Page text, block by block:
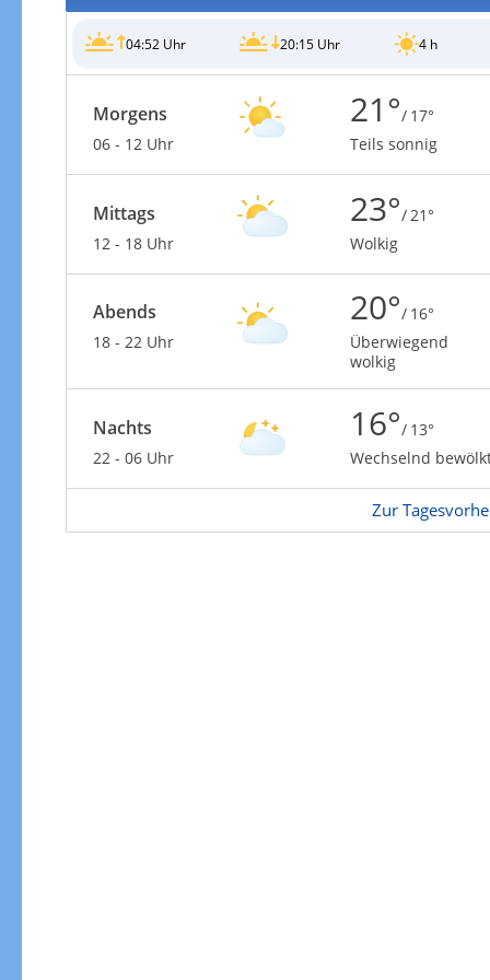
04:52 Uhr 20:15 Uhr 4 h
Morgens
06 - 12 Uhr
21°/ 17°
Teils sonnig
Mittags
12 - 18 Uhr
23°/ 21°
Wolkig
Abends
18 - 22 Uhr
20°/ 16°
Überwiegend
wolkig
Nachts
22 - 06 Uhr
16°/ 13°
Wechselnd
Zur
Gewitterrisiko
Gewitterrisiko in 3h
Zur Gewitterrisikokarte